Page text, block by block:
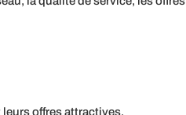
offres attractives.